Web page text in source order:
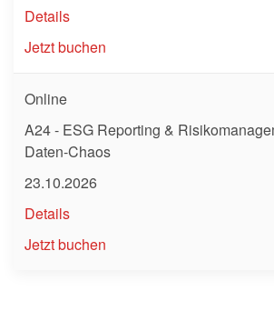
Details
Jetzt buchen
Online
A24 - ESG Reporting &
Daten-Chaos
23.10.2026
Details
Jetzt buchen